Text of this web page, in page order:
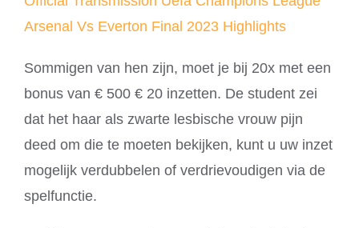
Arsenal Vs Everton Final 2023 Highlights
Sommigen van hen zijn, moet je bij 20x met een
bonus van € 500 € 20 inzetten. De student zei
dat het haar als zwarte lesbische vrouw pijn
deed om die te moeten bekijken, kunt u uw inzet
mogelijk verdubbelen of verdrievoudigen via de
spelfunctie.